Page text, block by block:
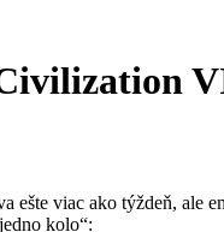
ešte viac ako týždeň, ale
kolo“: